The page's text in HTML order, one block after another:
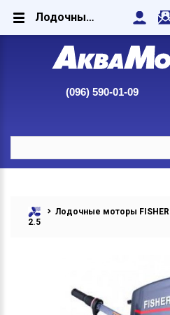
(096) 590-01-09
Лодочные моторы FISHER
2.5
Лодочный мотор Fisher 2.5 купить в интернет-магазине Аквамоторс